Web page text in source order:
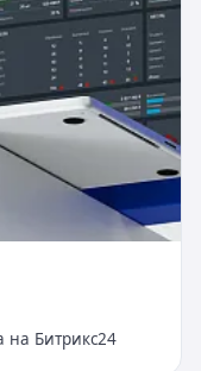
на Битрикс24